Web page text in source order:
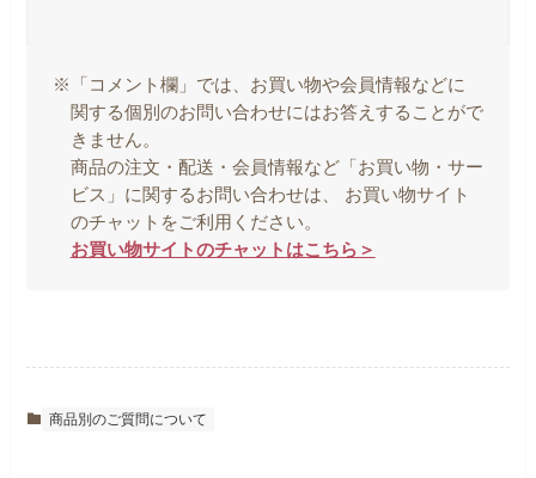
※「コメント欄」では、お買い物や会員情報などに
関する個別のお問い合わせにはお答えすることがで
きません。
商品の注文・配送・会員情報など「お買い物・サー
ビス」に関するお問い合わせは、 お買い物サイト
のチャットをご利用ください。
お買い物サイトのチャットはこちら＞
商品別のご質問について